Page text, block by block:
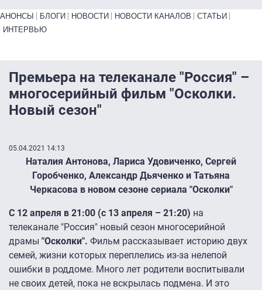
Primary links bottom
АНОНСЫ БЛОГИ НОВОСТИ НОВОСТИ КАНАЛОВ
СТАТЬИ
ИНТЕРВЬЮ
Премьера на телеканале "Россия" –
многосерийный фильм "Осколки.
Новый сезон"
05.04.2021 14:13
Наталия Антонова, Лариса Удовиченко, Сергей
Горобченко, Александр Дьяченко и Татьяна
Черкасова в новом сезоне сериала "Осколки"
С 12 апреля в 21:00 (с 13 апреля – 21:20) на
телеканале "Россия" новый сезон многосерийной
драмы "Осколки". Фильм рассказывает историю двух
семей, жизни которых переплелись из-за нелепой
ошибки в роддоме. Много лет родители воспитывали
не своих детей, пока не вскрылась подмена. И это